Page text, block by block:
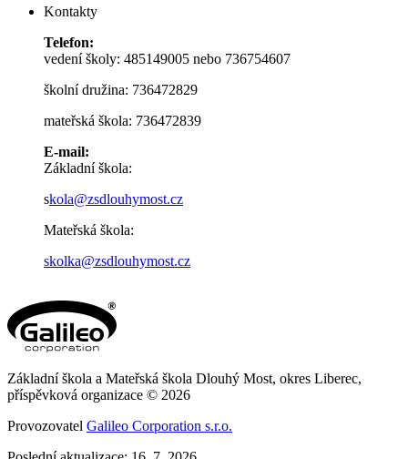
Kontakty
Telefon:
vedení školy: 485149005 nebo 736754607
školní družina: 736472829
mateřská škola: 736472839
E-mail:
Základní škola:
skola@zsdlouhymost.cz
Mateřská škola:
skolka@zsdlouhymost.cz
Základní škola a Mateřská škola Dlouhý Most, okres Liberec,
příspěvková organizace © 2026
Provozovatel Galileo Corporation s.r.o.